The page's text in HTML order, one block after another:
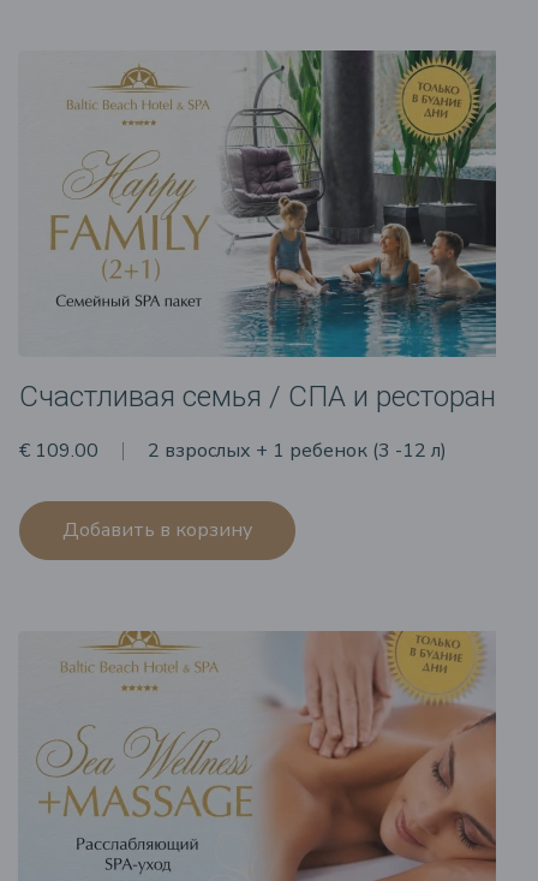
Счастливая семья / СПА и ресторан
€ 109.00 2 взрослых + 1 ребенок (3 -12 л)
Добавить в корзину